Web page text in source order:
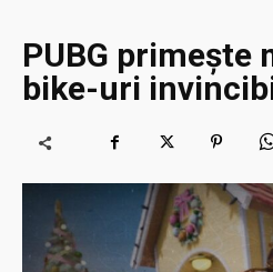
PUBG primește
bike-uri